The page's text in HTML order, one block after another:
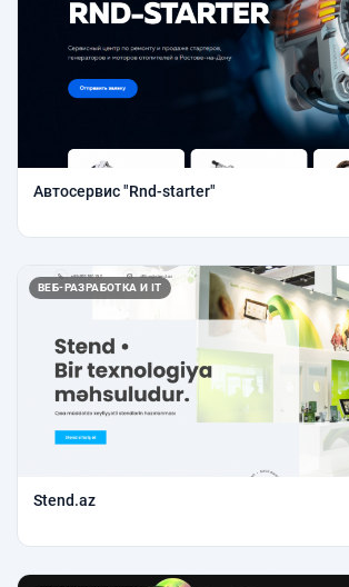
Автосервис "Rnd-starter"
ВЕБ-РАЗРАБОТКА И IT
Stend.az